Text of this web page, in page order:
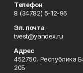
Телефон
8 (34782) 5-12-96
Эл. почта
tvest@yandex.ru
Адрес
452750, Республика
20Б